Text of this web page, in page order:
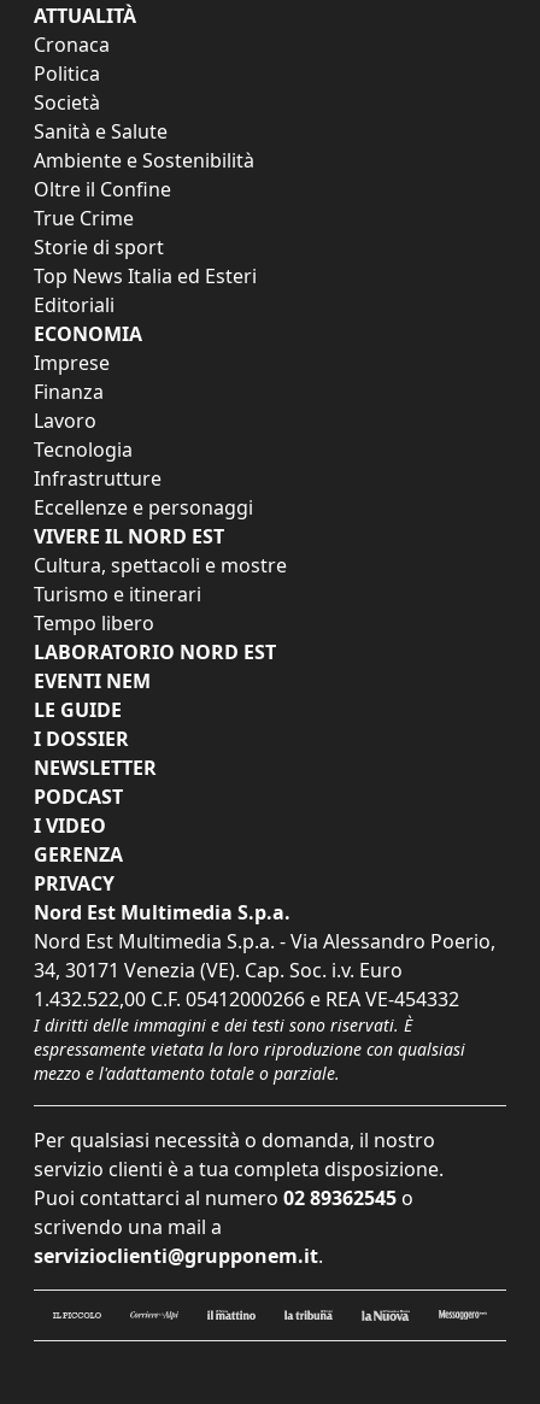
ATTUALITÀ
Cronaca
Politica
Società
Sanità e Salute
Ambiente e Sostenibilità
Oltre il Confine
True Crime
Storie di sport
Top News Italia ed Esteri
Editoriali
ECONOMIA
Imprese
Finanza
Lavoro
Tecnologia
Infrastrutture
Eccellenze e personaggi
VIVERE IL NORD EST
Cultura, spettacoli e mostre
Turismo e itinerari
Tempo libero
LABORATORIO NORD EST
EVENTI NEM
LE GUIDE
I DOSSIER
NEWSLETTER
PODCAST
I VIDEO
GERENZA
PRIVACY
Nord Est Multimedia S.p.a.
Nord Est Multimedia S.p.a. - Via Alessandro Poerio,
34, 30171 Venezia (VE). Cap. Soc. i.v. Euro
1.432.522,00 C.F. 05412000266 e REA VE-454332
I diritti delle immagini e dei testi sono riservati. È
espressamente vietata la loro riproduzione con qualsiasi
mezzo e l'adattamento totale o parziale.
Per qualsiasi necessità o domanda, il nostro
servizio clienti è a tua completa disposizione.
Puoi contattarci al numero 02 89362545 o
scrivendo una mail a
servizioclienti@grupponem.it.